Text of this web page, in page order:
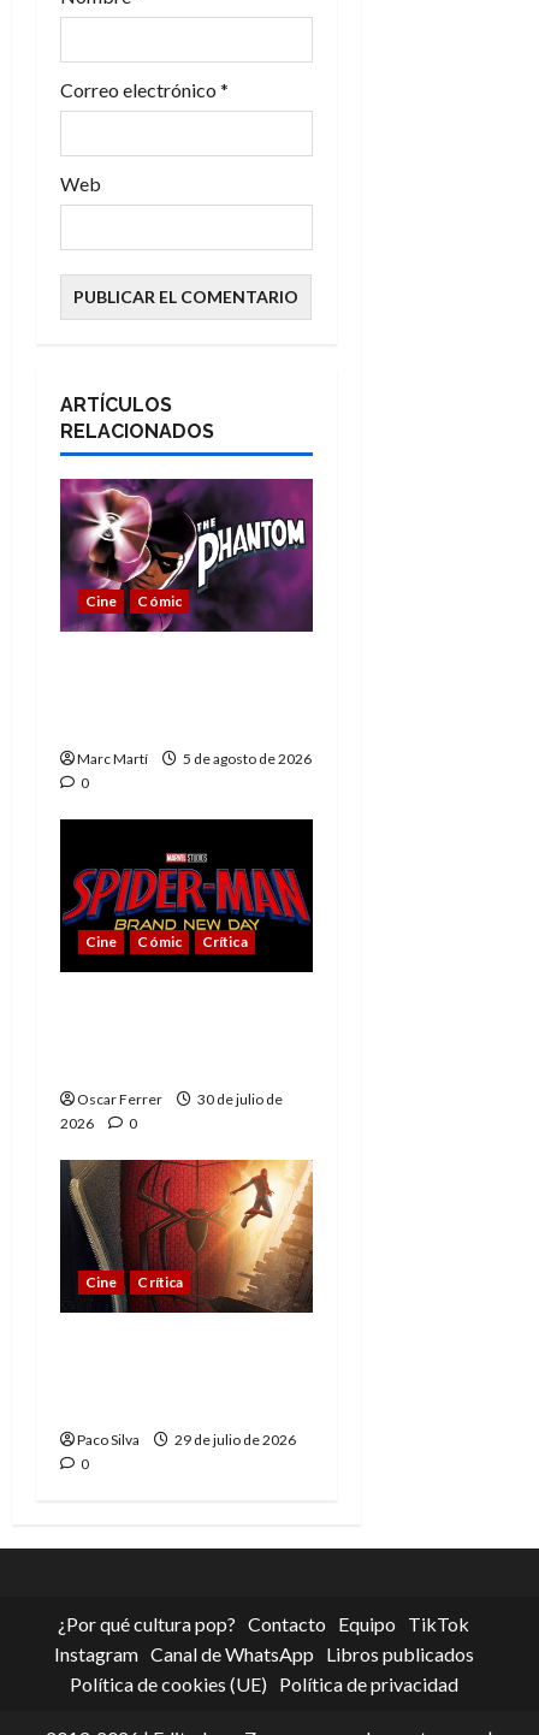
d
a
s
Correo electrónico *
Web
ARTÍCULOS
RELACIONADOS
Cine Cómic
Marc Martí
5 de agosto de 2026
0
Cine Cómic Crítica
Oscar Ferrer
30 de julio de
2026
0
Cine Crítica
Paco Silva
29 de julio de 2026
0
¿Por qué cultura pop? Contacto Equipo
TikTok
Instagram Canal de WhatsApp
Libros publicados
Política de cookies (UE)
Política de privacidad